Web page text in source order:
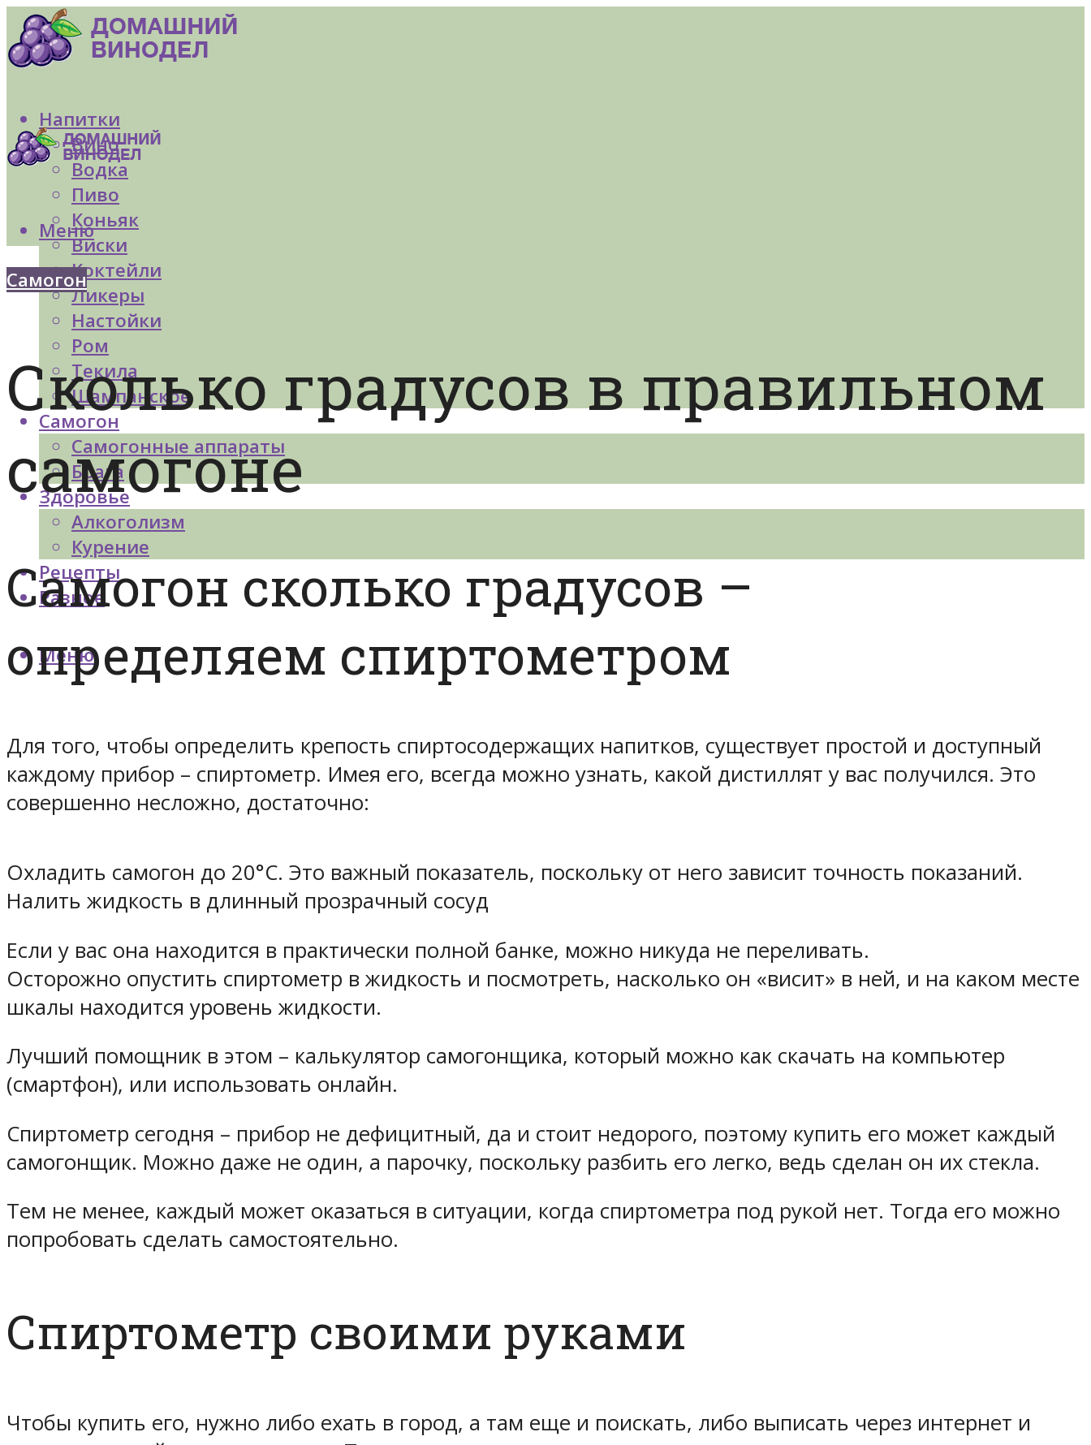
Напитки
Вино
Водка
Пиво
Коньяк
Виски
Коктейли
Ликеры
Настойки
Ром
Текила
Шампанское
Самогон
Самогонные аппараты
Брага
Здоровье
Алкоголизм
Курение
Рецепты
Разное
Меню
Меню
Самогон
Сколько градусов в правильном
самогоне
Самогон сколько градусов –
определяем спиртометром
Для того, чтобы определить крепость спиртосодержащих напитков, существует простой и доступный
каждому прибор – спиртометр. Имея его, всегда можно узнать, какой дистиллят у вас получился. Это
совершенно несложно, достаточно:
Охладить самогон до 20°С. Это важный показатель, поскольку от него зависит точность показаний.
Налить жидкость в длинный прозрачный сосуд
Если у вас она находится в практически полной банке, можно никуда не переливать.
Осторожно опустить спиртометр в жидкость и посмотреть, насколько он «висит» в ней, и на каком месте
шкалы находится уровень жидкости.
Лучший помощник в этом – калькулятор самогонщика, который можно как скачать на компьютер
(смартфон), или использовать онлайн.
Спиртометр сегодня – прибор не дефицитный, да и стоит недорого, поэтому купить его может каждый
самогонщик. Можно даже не один, а парочку, поскольку разбить его легко, ведь сделан он их стекла.
Тем не менее, каждый может оказаться в ситуации, когда спиртометра под рукой нет. Тогда его можно
попробовать сделать самостоятельно.
Спиртометр своими руками
Чтобы купить его, нужно либо ехать в город, а там еще и поискать, либо выписать через интернет и